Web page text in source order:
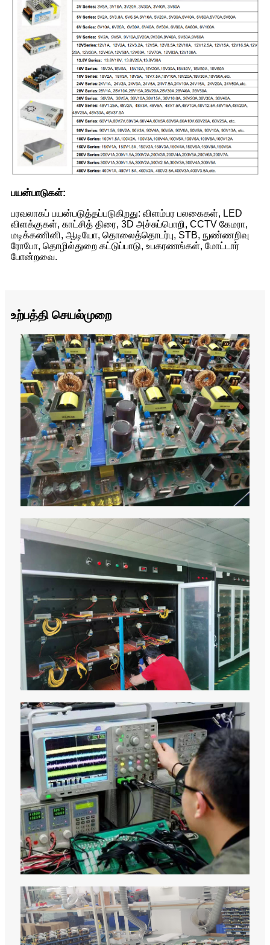
பயன்பாடுகள்:
பரவலாகப் பயன்படுத்தப்படுகிறது: விளம்பர பலகைகள், LED
விளக்குகள், காட்சித் திரை, 3D அச்சுப்பொறி, CCTV கேமரா,
மடிக்கணினி, ஆடியோ, தொலைத்தொடர்பு, STB, நுண்ணறிவு
ரோபோ, தொழில்துறை கட்டுப்பாடு, உபகரணங்கள், மோட்டார்
போன்றவை.
உற்பத்தி செயல்முறை